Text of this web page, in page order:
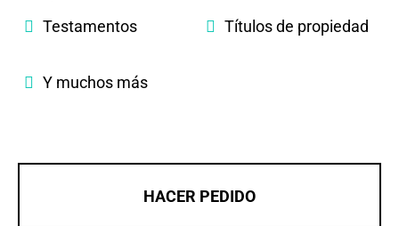
Testamentos Títulos de propiedad
Y muchos más
HACER PEDIDO